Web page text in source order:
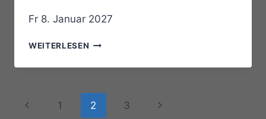
Fr 8. Januar 2027
WEITERLESEN JAN
&
SCHMEDTJE
–
Seitennavigation
Vorherige
1 2 3
Nächste